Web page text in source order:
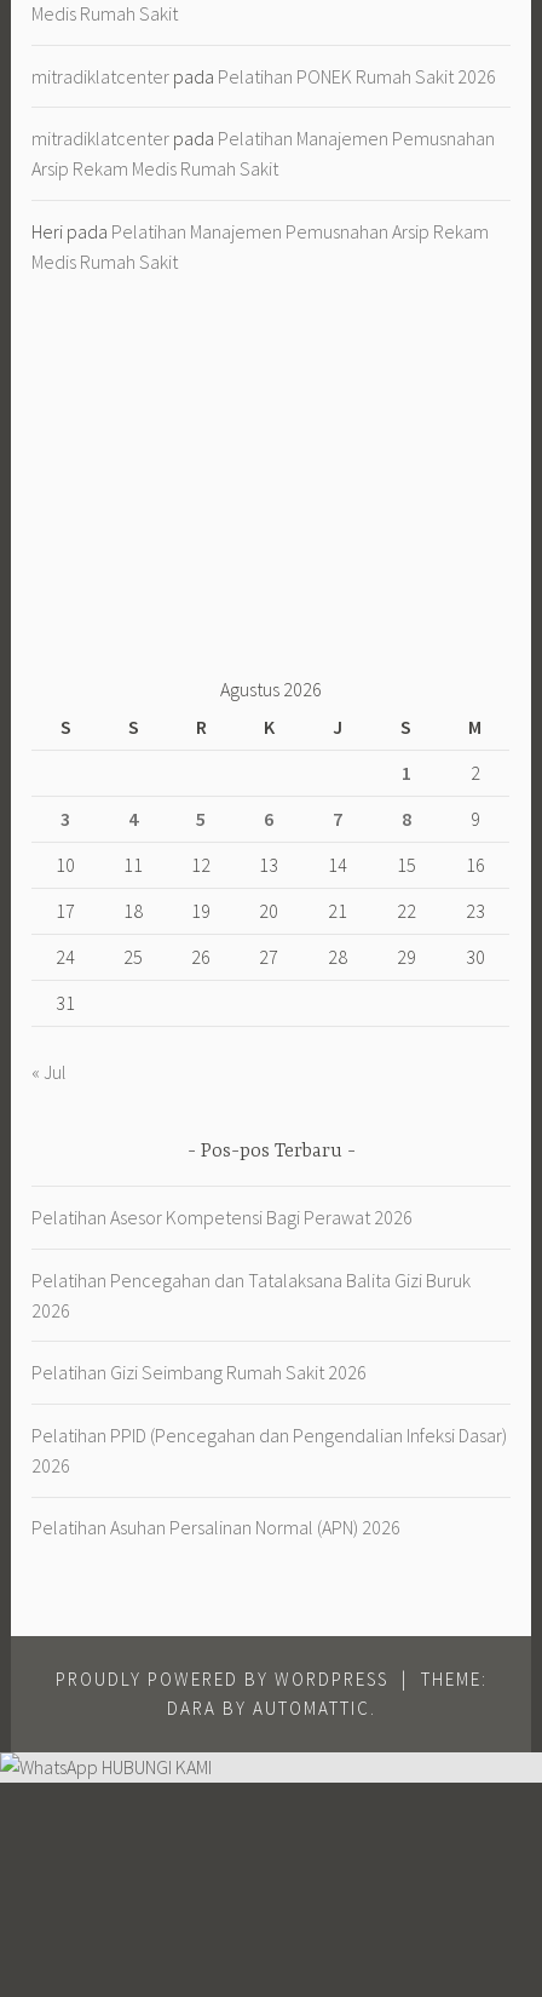
Medis Rumah Sakit
mitradiklatcenter pada Pelatihan PONEK Rumah Sakit 2026
mitradiklatcenter pada Pelatihan Manajemen Pemusnahan
Arsip Rekam Medis Rumah Sakit
Heri pada Pelatihan Manajemen Pemusnahan Arsip Rekam
Medis Rumah Sakit
Agustus 2026
S
S R K J S
M
1
2
3
4 5 6 7 8
9
10
11 12 13 14 15
16
17
18 19 20 21 22
23
24
25 26 27 28 29
30
31
« Jul
Pos-pos Terbaru
Pelatihan Asesor Kompetensi Bagi Perawat 2026
Pelatihan Pencegahan dan Tatalaksana Balita Gizi Buruk
2026
Pelatihan Gizi Seimbang Rumah Sakit 2026
Pelatihan PPID (Pencegahan dan Pengendalian Infeksi Dasar)
2026
Pelatihan Asuhan Persalinan Normal (APN) 2026
PROUDLY POWERED BY WORDPRESS |
THEME:
DARA BY AUTOMATTIC .
HUBUNGI KAMI